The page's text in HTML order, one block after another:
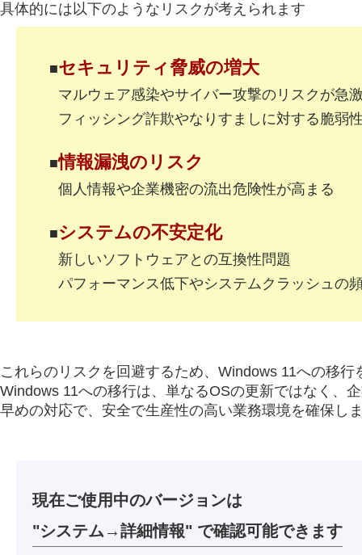
具体的には以下のようなリスクが考えられます
セキュリティ脅威の増大
マルウェア感染やサイバー攻撃のリスクが急
フィッシング詐欺やなりすましに対する脆弱
情報漏洩のリスク
個人情報や企業機密の流出危険性が高まる
システムの不安定化
新しいソフトウェアとの互換性問題
パフォーマンス低下やシステムクラッシュの
これらのリスクを回避するため、Windows 11への移
Windows 11への移行は、単なるOSの更新ではなく、
早めの対応で、安全で生産性の高い業務環境を確保し
現在ご使用中のバージョンは
"システム→詳細情報" で確認可能できます